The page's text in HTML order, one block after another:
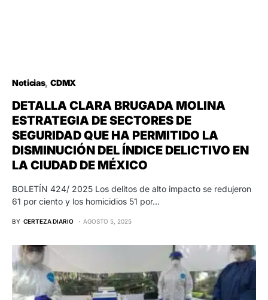
Noticias CDMX
DETALLA CLARA BRUGADA MOLINA
ESTRATEGIA DE SECTORES DE
SEGURIDAD QUE HA PERMITIDO LA
DISMINUCIÓN DEL ÍNDICE DELICTIVO EN
LA CIUDAD DE MÉXICO
BOLETÍN 424/ 2025 Los delitos de alto impacto se redujeron
61 por ciento y los homicidios 51 por…
BY CERTEZA DIARIO AGOSTO 5, 2025